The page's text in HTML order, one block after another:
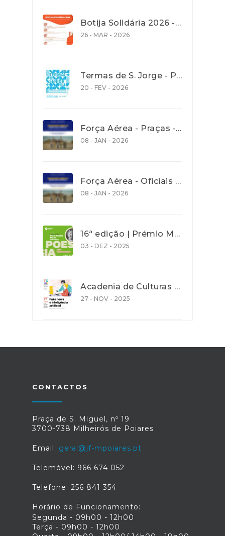
Botija Solidária 2026 - Apoio na Aquisição de Gás de Petróleo Liquefeito (GPL) em garrafa
26 - MAR - 2026
Termas de S. Jorge - Programa Termalsenior’26
20 - FEV - 2026
Força Aérea - Praças - Concurso aberto para recrutamento de jovens com idades entre os 18 e os 27 anos - até 30 Janeiro 2026
08 - JAN - 2026
Força Aérea - Oficiais - Concurso aberto para recrutamento de jovens com idades entre os 18 e os 27 anos - até 30 Janeiro 2026
08 - JAN - 2026
16ª edição | Prémio Maria Amália Vaz de Carvalho| Poesia 2026 - Prazo de entrega de trabalho 31 Dez. 2025
03 - DEZ - 2025
Acadenia de Culturas e Cooperação - Ação de promoção de literacia e competências digitais
27 - NOV - 2025
CONTACTOS
Praça de S. Miguel, nº 19
3700-738 Milheirós de Poiares
Email: geral@jf-mpoiares.pt
Telemóvel: 966 674 052
Telefone: 256 841 354
Horário de Funcionamento:
Segunda - 09h00 - 12h00
Terça - 09h00 - 12h00